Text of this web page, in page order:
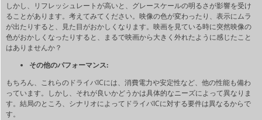
しかし、リフレッシュレートが高いと、グレースケールの明るさが影響を受け
ることがあります。考えてみてください。映像の色が変わったり、表示にムラ
が出たりすると、見た目がおかしくなります。映画を見ている時に突然映像の
色がおかしくなったりすると、まるで映画から大きく外れたように感じたこと
はありませんか？
その他のパフォーマンス:
もちろん、これらのドライバICには、消費電力や安定性など、他の性能も備わ
っています。しかし、それが良いかどうかは具体的なニーズによって異なりま
す。結局のところ、シナリオによってドライバICに対する要件は異なるからで
す。